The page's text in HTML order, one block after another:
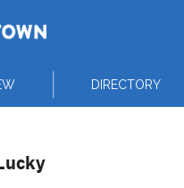
DIRECTORY